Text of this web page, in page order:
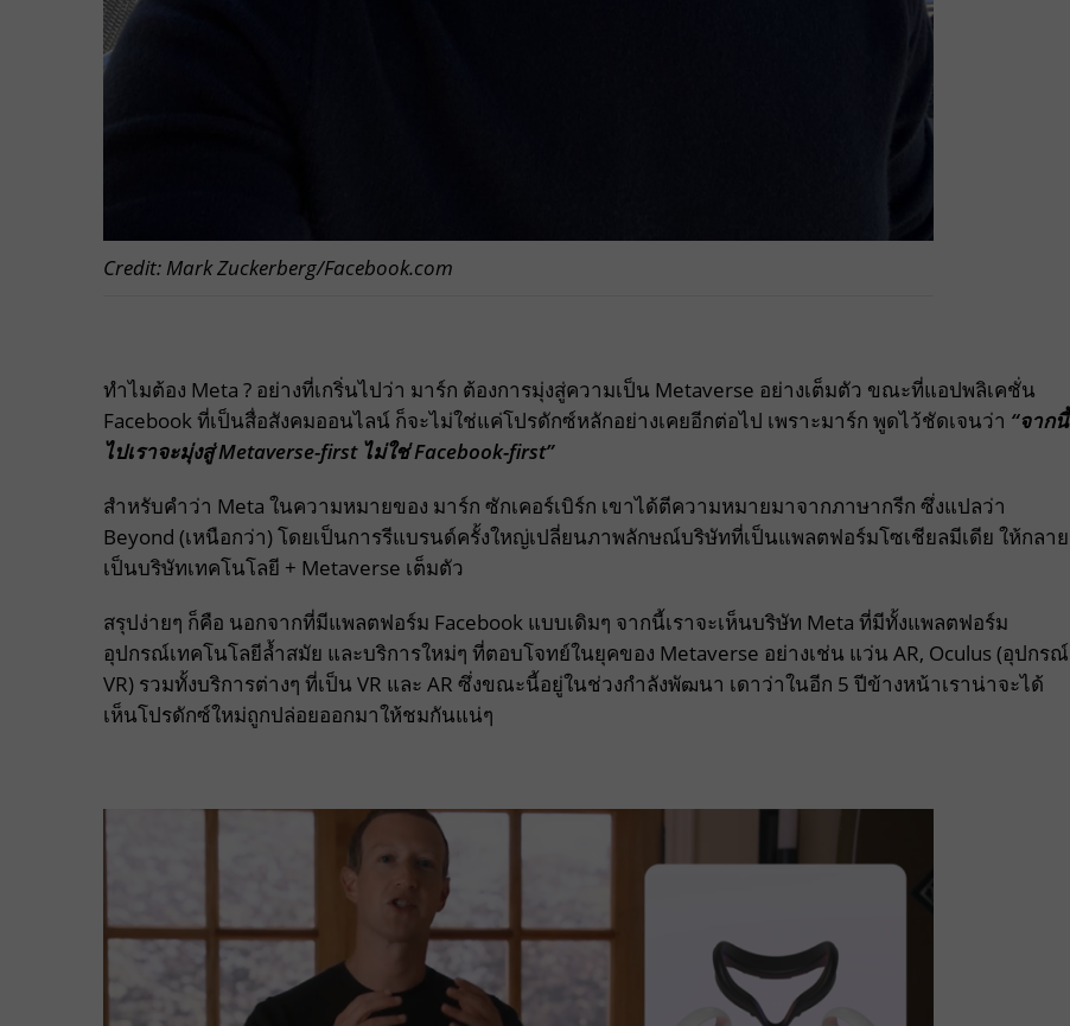
Credit: Mark Zuckerberg/Facebook.com
ทำไมต้อง Meta ? อย่างที่เกริ่นไปว่า มาร์ก ต้องการมุ่งสู่ความเป็น Metaverse อย่างเต็มตัว ขณะที่แอปพลิเคชั่น
Facebook ที่เป็นสื่อสังคมออนไลน์ ก็จะไม่ใช่แค่โปรดักซ์หลักอย่างเคยอีกต่อไป เพราะมาร์ก พูดไว้ชัดเจนว่า “จากนี้
ไปเราจะมุ่งสู่Metaverse-firstไม่ใช่ Facebook-first”
สำหรับคำว่า Meta ในความหมายของ มาร์ก ซักเคอร์เบิร์ก เขาได้ตีความหมายมาจากภาษากรีก ซึ่งแปลว่า
Beyond (เหนือกว่า) โดยเป็นการรีแบรนด์ครั้งใหญ่เปลี่ยนภาพลักษณ์บริษัทที่เป็นแพลตฟอร์มโซเชียลมีเดีย ให้กลาย
เป็นบริษัทเทคโนโลยี + Metaverse เต็มตัว
สรุปง่ายๆ ก็คือ นอกจากที่มีแพลตฟอร์ม Facebook แบบเดิมๆ จากนี้เราจะเห็นบริษัท Meta ที่มีทั้งแพลตฟอร์ม
อุปกรณ์เทคโนโลยีล้ำสมัย และบริการใหม่ๆ ที่ตอบโจทย์ในยุคของ Metaverse อย่างเช่น แว่น AR, Oculus (อุปกรณ์
VR) รวมทั้งบริการต่างๆ ที่เป็น VR และ AR ซึ่งขณะนี้อยู่ในช่วงกำลังพัฒนา เดาว่าในอีก 5 ปีข้างหน้าเราน่าจะได้
เห็นโปรดักซ์ใหม่ถูกปล่อยออกมาให้ชมกันแน่ๆ